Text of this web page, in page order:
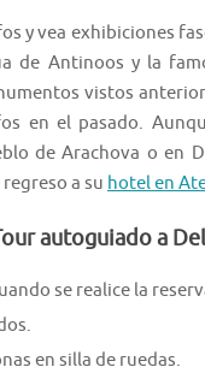
y vea exhibiciones
de Antinoos y la
vistos
en el pasado.
de Arachova o en
a su hotel en
autoguiado a
se realice la
en silla de ruedas.